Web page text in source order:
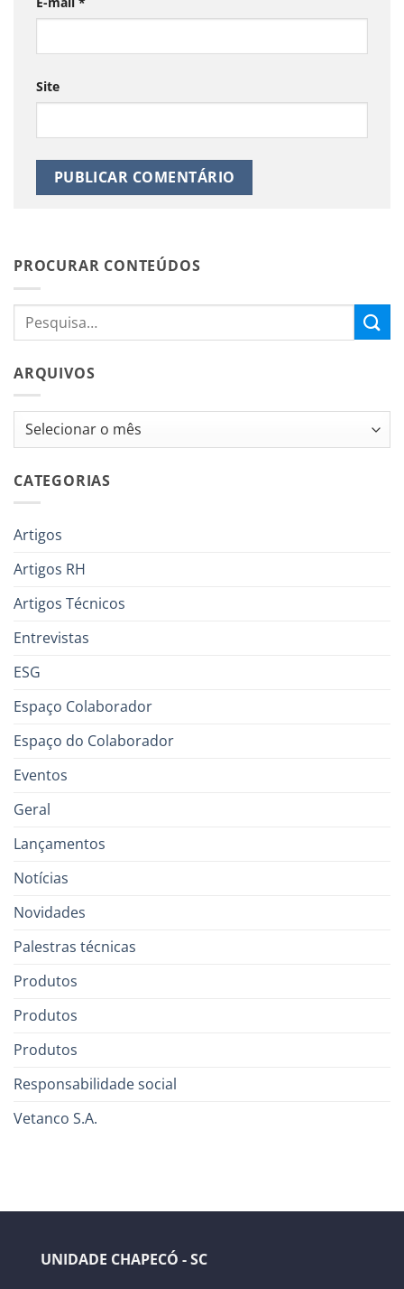
Site
PROCURAR CONTEÚDOS
ARQUIVOS
Arquivos
CATEGORIAS
Artigos
Artigos RH
Artigos Técnicos
Entrevistas
ESG
Espaço Colaborador
Espaço do Colaborador
Eventos
Geral
Lançamentos
Notícias
Novidades
Palestras técnicas
Produtos
Produtos
Produtos
Responsabilidade social
Vetanco S.A.
UNIDADE CHAPECÓ - SC